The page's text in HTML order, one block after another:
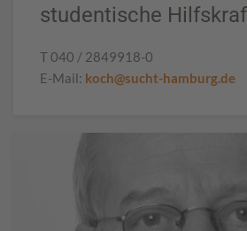
studentische
T 040 / 2849918-0
E-Mail: koch@sucht-hamburg.de